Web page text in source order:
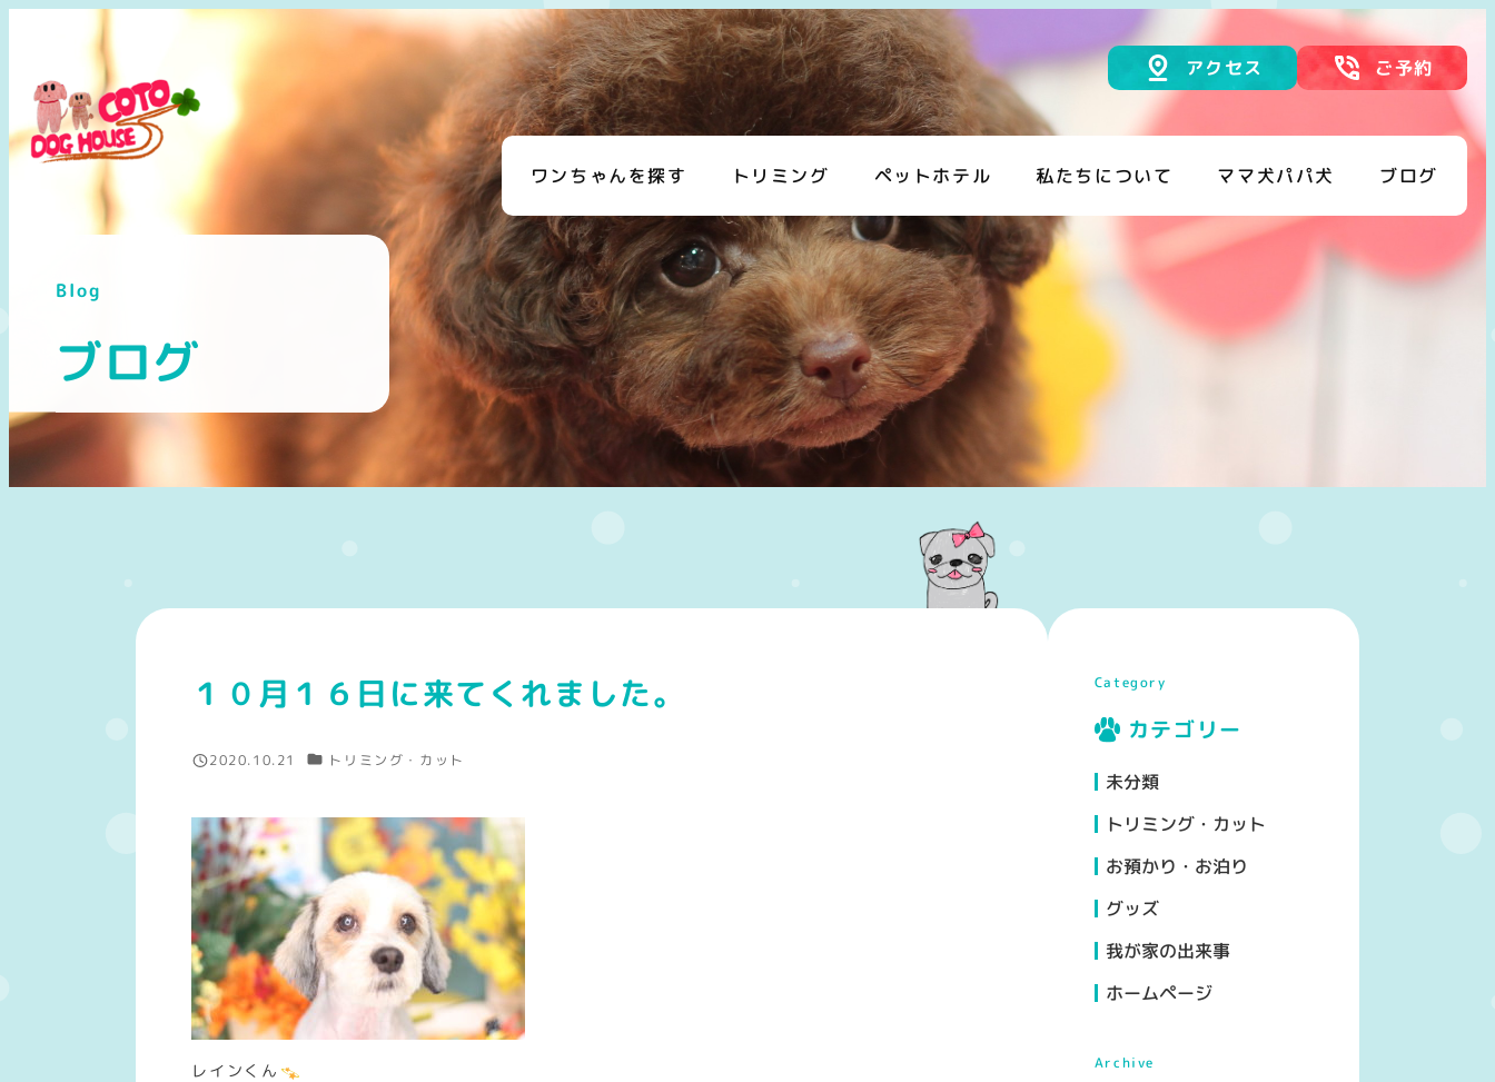
ン
ワンちゃんを探す トリミング ペットホテル 私たちについて ママ犬パパ犬 ブログ
アクセス ご予約
Blog
ブログ
１０月１６日に来てくれました。
投稿日
2020.10.21 カテゴリー
トリミング・カット
レインくん
Category
カテゴリー
未分類
トリミング・カット
お預かり・お泊り
グッズ
我が家の出来事
ホームページ
Archive